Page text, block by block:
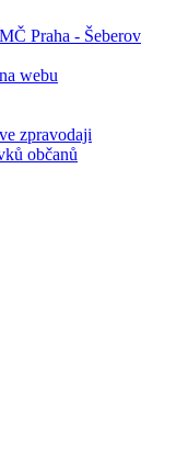
Praha - Šeberov
webu
zpravodaji
občanů